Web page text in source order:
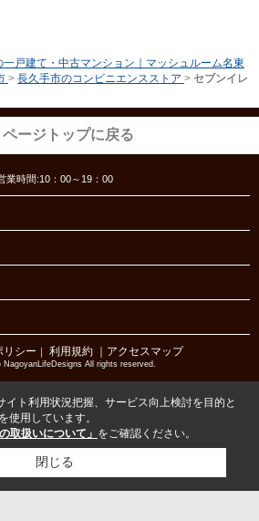
戸建て・中古マンション｜マッシュルーム名東
> 長久手市のコンビニエンスストア > セブンイレ
ページトップに戻る
業時間:10：00～19：00
リシー ｜ 利用規約 ｜アクセスマップ
NagoyanLifeDesigns All rights reserved.
イト利用状況把握、サービス向上検討を目的と
使用しています。
取扱いについて」 をご確認ください。
閉じる